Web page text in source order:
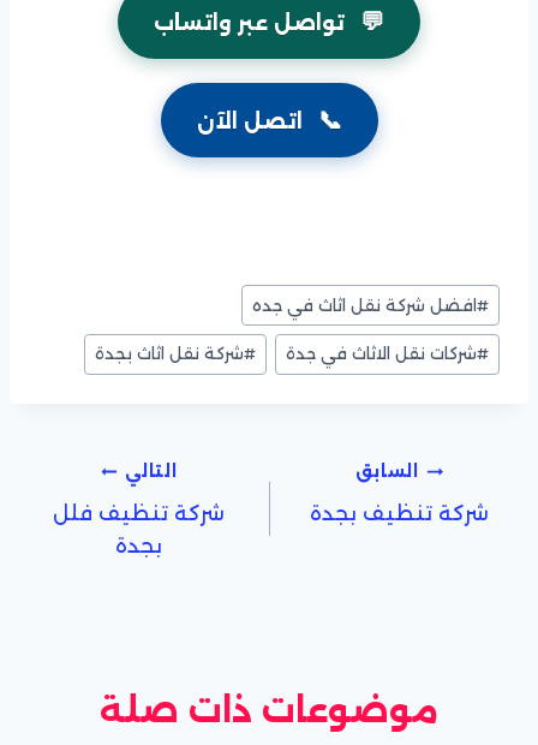
💬 تواصل عبر واتساب
📞 اتصل الآن
وسوم
المقال:
# افضل شركة نقل اثاث في جده
#شركات نقل الاثاث في جدة #شركة نقل اثاث بجدة
تصفّح
المقالات
السابق
شركة تنظيف بجدة
التالي
شركة تنظيف فلل
بجدة
موضوعات ذات صلة